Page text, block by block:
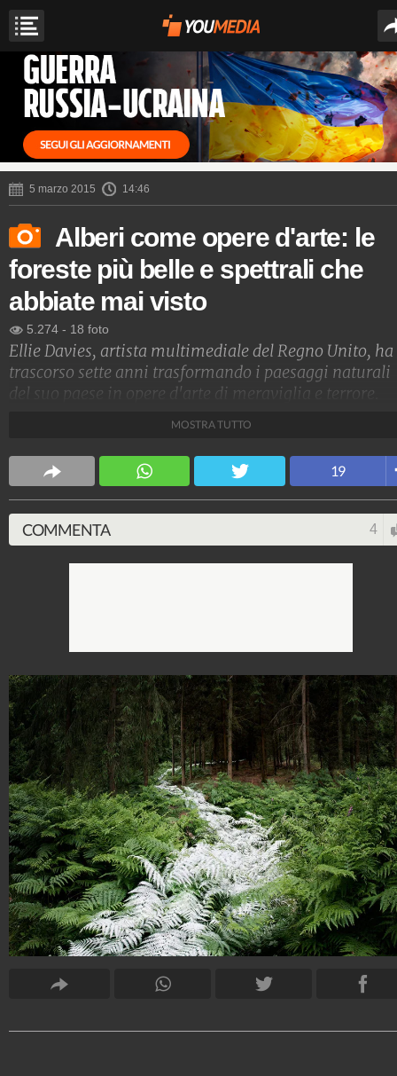
5 marzo 2015 14:46
Alberi come opere d'arte: le
foreste più belle e spettrali che
abbiate mai visto
5.274 - 18 foto
Ellie Davies, artista multimediale del Regno Unito, ha
trascorso sette anni trasformando i paesaggi naturali
del suo paese in opere d'arte di meraviglia e terrore.
MOSTRA TUTTO
19
COMMENTA 4